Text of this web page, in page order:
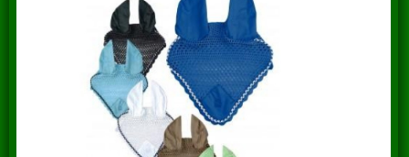
Zásady ochrany osobních údajů
KONTAKTUJTE NÁS
Lenka Piruchová